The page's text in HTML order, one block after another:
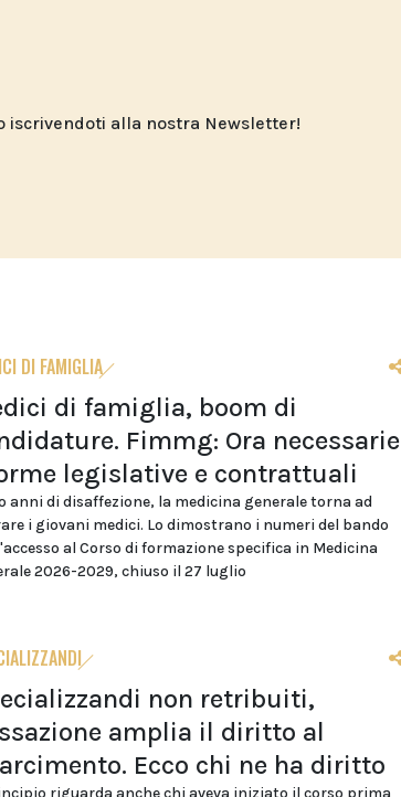
alla nostra Newsletter!
DI FAMIGLIA
di famiglia, boom di
Fimmg: Ora necessarie
legislative e contrattuali
anni di disaffezione, la medicina generale torna ad
i giovani medici. Lo dimostrano i numeri del bando
al Corso di formazione specifica in Medicina
2026-2029, chiuso il 27 luglio
non retribuiti,
amplia il diritto al
Ecco chi ne ha diritto